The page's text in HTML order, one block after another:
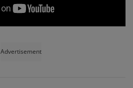
Advertisement